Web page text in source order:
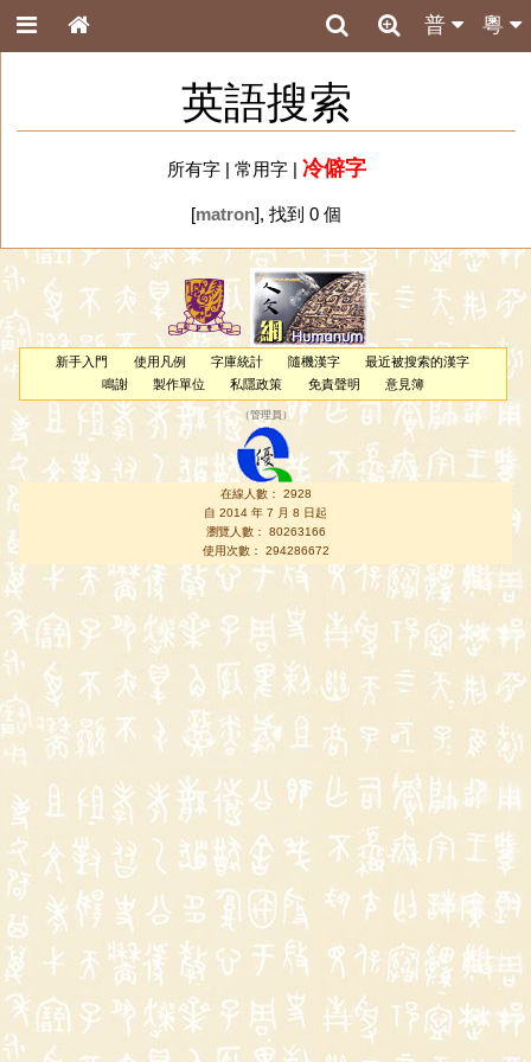
粵
普
英語搜索
所有字| 常用字| 冷僻字
[matron], 找到 0 個
新手入門 使用凡例 字庫統計 隨機漢字
最近被搜索的漢字
鳴謝
製作單位 私隱政策 免責聲明 意見簿
（管理員 ）
在線人數： 2928
自 2014 年 7 月 8 日起
瀏覽人數： 80263166
使用次數： 294286672